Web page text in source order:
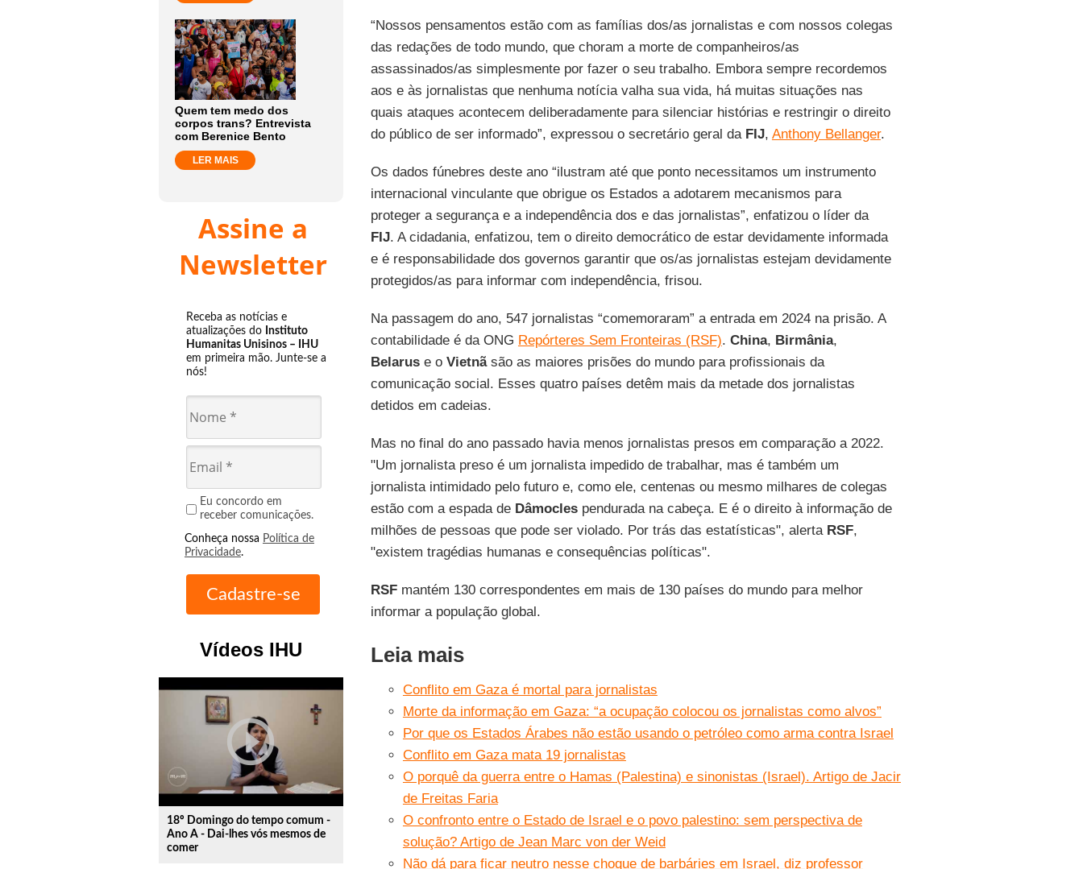
Quem tem medo dos
corpos trans? Entrevista
com Berenice Bento
LER MAIS
Assine a
Newsletter
Receba as notícias e
atualizações do Instituto
Humanitas Unisinos – IHU
em primeira mão. Junte-se a
nós!
Eu concordo em
receber comunicações.
Conheça nossa Política de
Privacidade.
Vídeos IHU
play_circle_outline
18º Domingo do tempo comum -
Ano A - Dai-lhes vós mesmos de
comer
“Nossos pensamentos estão com as famílias dos/as jornalistas e com nossos colegas
das redações de todo mundo, que choram a morte de companheiros/as
assassinados/as simplesmente por fazer o seu trabalho. Embora sempre recordemos
aos e às jornalistas que nenhuma notícia valha sua vida, há muitas situações nas
quais ataques acontecem deliberadamente para silenciar histórias e restringir o direito
do público de ser informado”, expressou o secretário geral da FIJ, Anthony Bellanger.
Os dados fúnebres deste ano “ilustram até que ponto necessitamos um instrumento
internacional vinculante que obrigue os Estados a adotarem mecanismos para
proteger a segurança e a independência dos e das jornalistas”, enfatizou o líder da
FIJ. A cidadania, enfatizou, tem o direito democrático de estar devidamente informada
e é responsabilidade dos governos garantir que os/as jornalistas estejam devidamente
protegidos/as para informar com independência, frisou.
Na passagem do ano, 547 jornalistas “comemoraram” a entrada em 2024 na prisão. A
contabilidade é da ONG Repórteres Sem Fronteiras (RSF). China, Birmânia,
Belarus e o Vietnã são as maiores prisões do mundo para profissionais da
comunicação social. Esses quatro países detêm mais da metade dos jornalistas
detidos em cadeias.
Mas no final do ano passado havia menos jornalistas presos em comparação a 2022.
"Um jornalista preso é um jornalista impedido de trabalhar, mas é também um
jornalista intimidado pelo futuro e, como ele, centenas ou mesmo milhares de colegas
estão com a espada de Dâmoclespendurada na cabeça. E é o direito à informação de
milhões de pessoas que pode ser violado. Por trás das estatísticas", alerta RSF,
"existem tragédias humanas e consequências políticas".
RSFmantém 130 correspondentes em mais de 130 países do mundo para melhor
informar a população global.
Leia mais
Conflito em Gaza é mortal para jornalistas
Morte da informação em Gaza: “a ocupação colocou os jornalistas como alvos”
Por que os Estados Árabes não estão usando o petróleo como arma contra Israel
Conflito em Gaza mata 19 jornalistas
O porquê da guerra entre o Hamas (Palestina) e sinonistas (Israel). Artigo de Jacir
de Freitas Faria
O confronto entre o Estado de Israel e o povo palestino: sem perspectiva de
solução? Artigo de Jean Marc von der Weid
Não dá para ficar neutro nesse choque de barbáries em Israel, diz professor